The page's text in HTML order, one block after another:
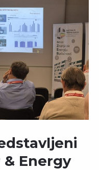
Energy